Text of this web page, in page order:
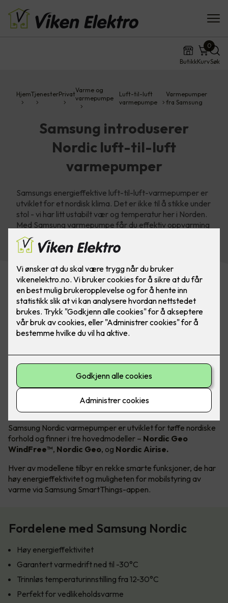
ButikkKurv
0
Søk
HjemTjenesterPrivat
Varme og
varmepumpe
Luft-til-luft
varmepumpe
Varmepumper
fra Samsung
Samsung introduserer
Nordic luft-til-luft
varmepumper
Samsungs energieffektive luft-til-luft-varmepumper er
utviklet for et nordisk klima. Det er ikke til å stikke under
stol - vi har litt ustabilt vær og temperatur her i Norden.
Med Samsung varmepumpe får du effektiv oppvarming
om vinteren og kjøling om sommeren!
Kommer i 3 forskjellige modeller
Samsung Nordic varmepumper er utviklet for tøffe nordiske
forhold og finner i tre hovedmodeller – Nordic Geo
WindFree™, Nordic Geo, og Nordic Airise.
Hver av modellene tilbyr en rekke smarte funksjoner, de har
høy energieffektivitet og muligheten for mobilstyring av
varme via Samsung SmartThings-appen.
Fordelene med Samsung Nordic
Høy energieffektivitet
Garantert varmedrift ned til -30°C
Trinnløs temperaturinnstilling fra 12-30°C
Perfekt for vedlikeholdsvarme